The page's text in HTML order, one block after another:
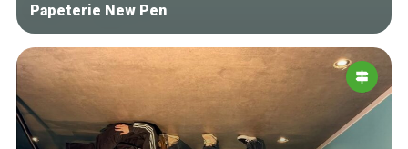
Papeterie New Pen